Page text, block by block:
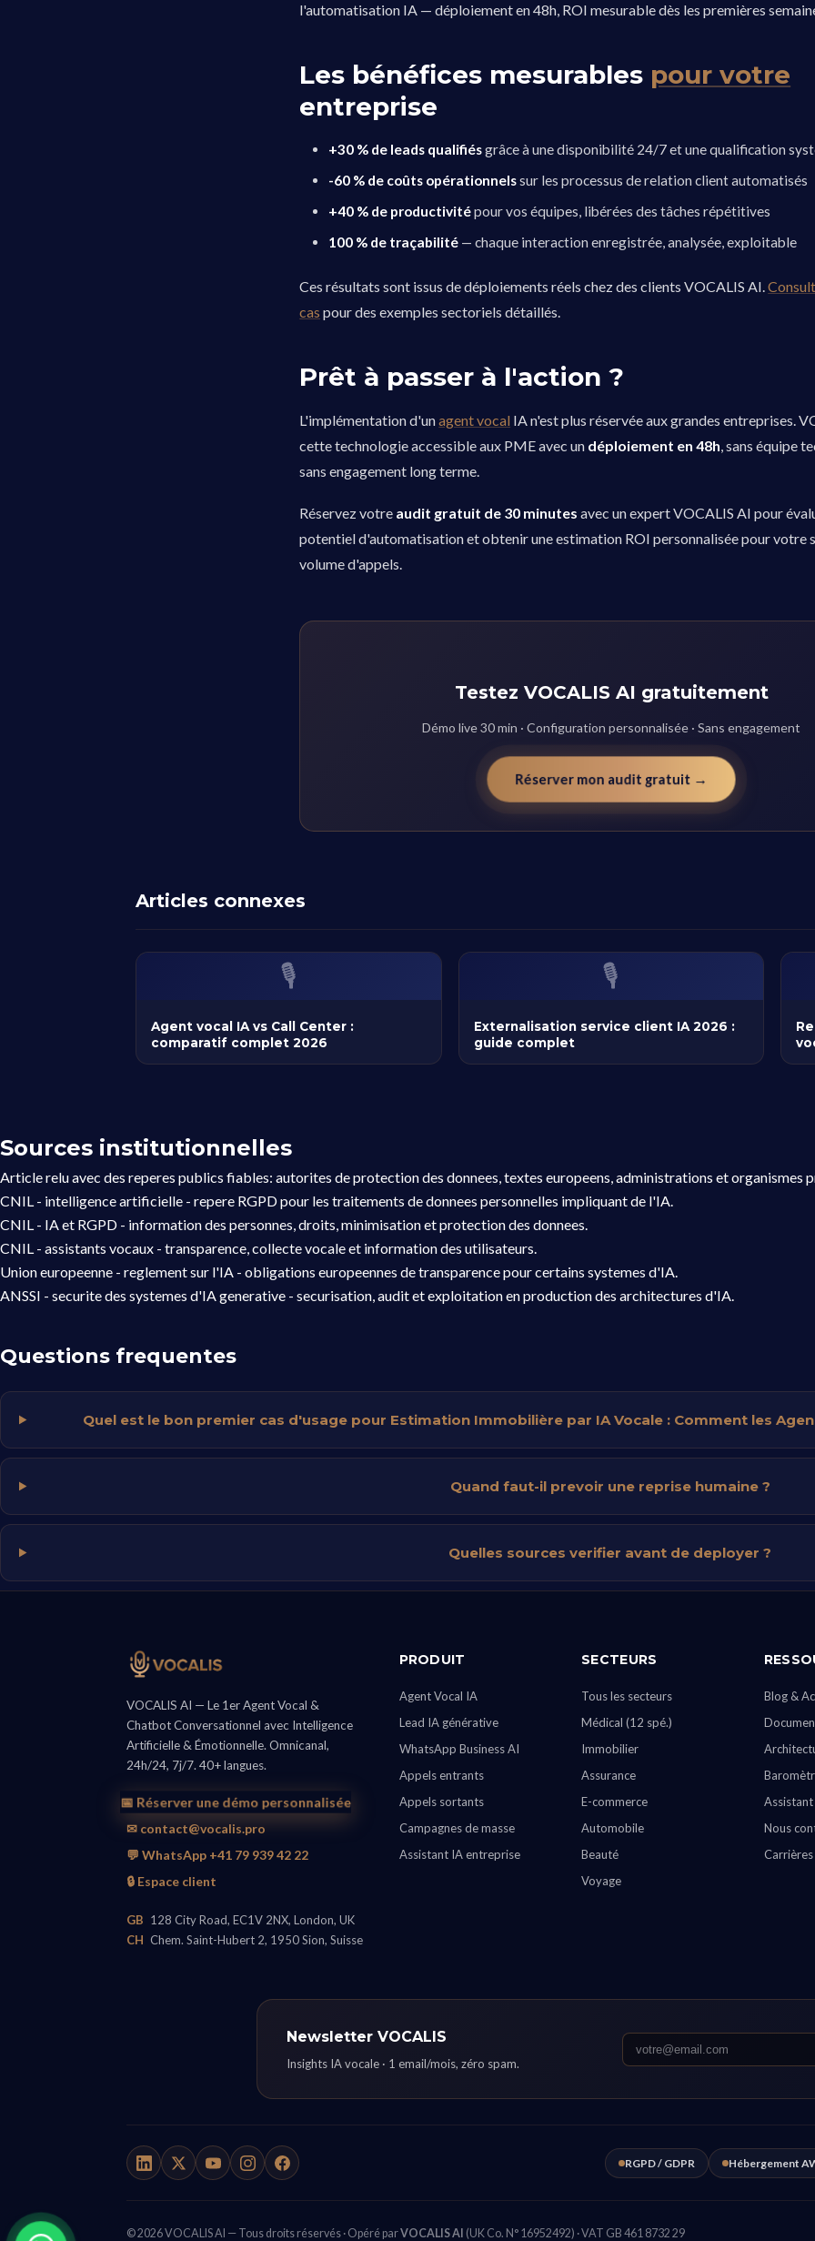
l'automatisation IA — déploiement en 48h, ROI mesurable dès les premières
Les bénéfices mesurables pour votre
entreprise
+30 % de leads qualifiésgrâce à une disponibilité 24/7 et une qualification
-60 % de coûts opérationnelssur les processus de relation client automatisés
+40 % de productivitépour vos équipes, libérées des tâches répétitives
100 % de traçabilité — chaque interaction enregistrée, analysée, exploitable
Ces résultats sont issus de déploiements réels chez des clients VOCALIS AI.
cas pour des exemples sectoriels détaillés.
Prêt à passer à l'action ?
L'implémentation d'unagent vocal IA n'est plus réservée aux grandes entreprises.
cette technologie accessible aux PME avec un déploiement en 48h, sans équipe
sans engagement long terme.
Réservez votre audit gratuit de 30 minutes avec un expert VOCALIS AI pour
potentiel d'automatisation et obtenir une estimation ROI personnalisée pour votre
volume d'appels.
Testez VOCALIS AI gratuitement
Démo live 30 min · Configuration personnalisée · Sans engagement
Réserver mon audit gratuit →
Articles connexes
🎙️
Agent vocal IA vs Call Center :
comparatif complet 2026
🎙️
Externalisation service client IA 2026 :
guide complet
Sources institutionnelles
Article relu avec des reperes publics fiables: autorites de protection des donnees, textes europeens, administrations et organismes
CNIL - intelligence artificielle - repere RGPD pour les traitements de donnees personnelles impliquant de l'IA.
CNIL - IA et RGPD - information des personnes, droits, minimisation et protection des donnees.
CNIL - assistants vocaux - transparence, collecte vocale et information des utilisateurs.
Union europeenne - reglement sur l'IA - obligations europeennes de transparence pour certains systemes d'IA.
ANSSI - securite des systemes d'IA generative - securisation, audit et exploitation en production des architectures d'IA.
Questions frequentes
Quel est le bon premier cas d'usage pour Estimation Immobilière par IA Vocale : Comment les
Quand faut-il prevoir une reprise humaine ?
Quelles sources verifier avant de deployer ?
VOCALIS AI — Le 1er Agent Vocal &
Chatbot Conversationnel avec Intelligence
Artificielle & Émotionnelle. Omnicanal,
24h/24, 7j/7. 40+ langues.
📅 Réserver une démo personnalisée
✉ contact@vocalis.pro
💬 WhatsApp +41 79 939 42 22
🔒 Espace client
GB 128 City Road, EC1V 2NX, London, UK
CH Chem. Saint-Hubert 2, 1950 Sion, Suisse
PRODUIT
Agent Vocal IA
Lead IA générative
WhatsApp Business AI
Appels entrants
Appels sortants
Campagnes de masse
Assistant IA entreprise
SECTEURS
Tous les secteurs
Médical (12 spé.)
Immobilier
Assurance
E-commerce
Automobile
Beauté
Voyage
Blog &
Assistant
Nous
Carrières
Newsletter VOCALIS
Insights IA vocale · 1 email/mois, zéro spam.
RGPD / GDPR Hébergement
© 2026 VOCALIS AI — Tous droits réservés · Opéré parVOCALIS AI (UK Co. N° 16952492) · VAT GB 461 8732 29